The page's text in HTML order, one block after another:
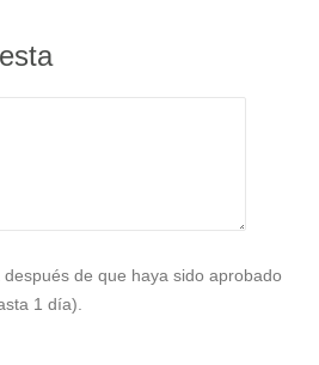
de que haya sido aprobado
1 día).